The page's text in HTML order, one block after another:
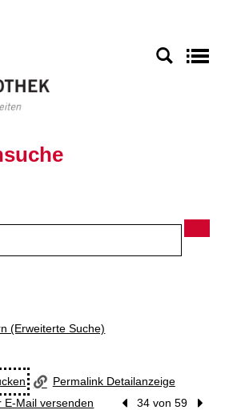
(Erweiterte Suche)
Permalink Detailanzeige
E-Mail versenden
Vorheriger Treffer
34 von 59